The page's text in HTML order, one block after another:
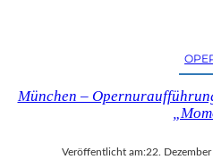
München –
Veröffentlicht am:22.